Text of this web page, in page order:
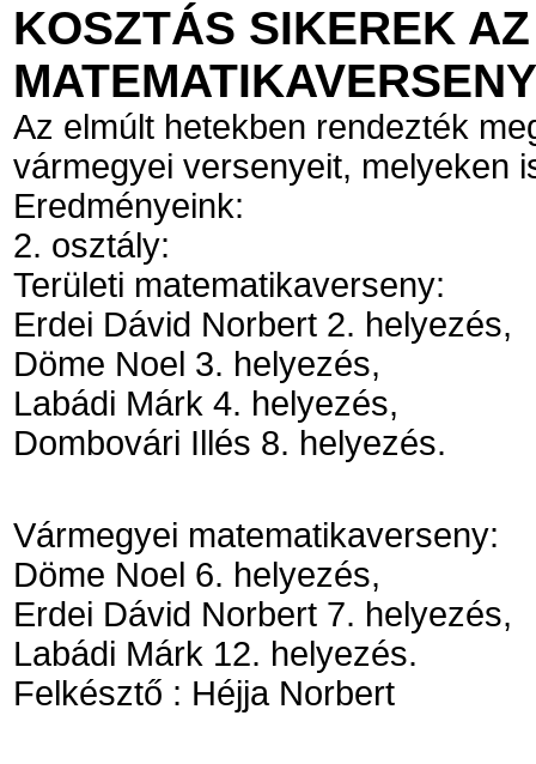
KOSZTÁS SIKEREK
Az elmúlt hetekben rendezték
vármegyei versenyeit, melyeken
Eredményeink:
2. osztály:
Területi matematikaverseny:
Erdei Dávid Norbert 2. helyezés,
Döme Noel 3. helyezés,
Labádi Márk 4. helyezés,
Dombovári Illés 8. helyezés.
Vármegyei matematikaverseny:
Döme Noel 6. helyezés,
Erdei Dávid Norbert 7. helyezés,
Labádi Márk 12. helyezés.
Felkésztő : Héjja Norbert